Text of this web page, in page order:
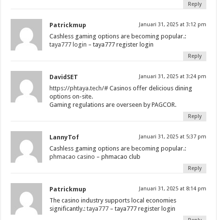
Reply
Patrickmup Januari 31, 2025 at 3:12 pm
Cashless gaming options are becoming popular.:
taya777 login – taya777 register login
Reply
DavidSET Januari 31, 2025 at 3:24 pm
https://phtaya.tech/# Casinos offer delicious dining
options on-site.
Gaming regulations are overseen by PAGCOR.
Reply
LannyTof Januari 31, 2025 at 5:37 pm
Cashless gaming options are becoming popular.:
phmacao casino – phmacao club
Reply
Patrickmup Januari 31, 2025 at 8:14 pm
The casino industry supports local economies
significantly.:taya777 – taya777 register login